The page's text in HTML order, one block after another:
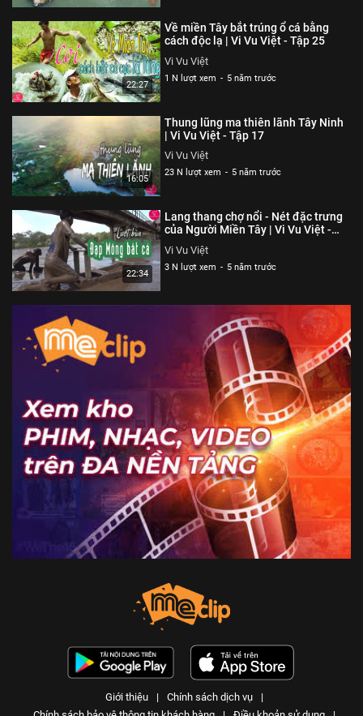
22:27
Về miền Tây bắt trúng ổ cá bằng
cách độc lạ | Vi Vu Việt - Tập 25
Vi Vu Việt
1 N lượt xem - 5 năm trước
16:05
Thung lũng ma thiên lãnh Tây Ninh
| Vi Vu Việt - Tập 17
Vi Vu Việt
23 N lượt xem - 5 năm trước
22:34
Lang thang chợ nổi - Nét đặc trưng
của Người Miền Tây | Vi Vu Việt -
Vi Vu Việt
3 N lượt xem - 5 năm trước
Giới thiệu | Chính sách dịch vụ
|